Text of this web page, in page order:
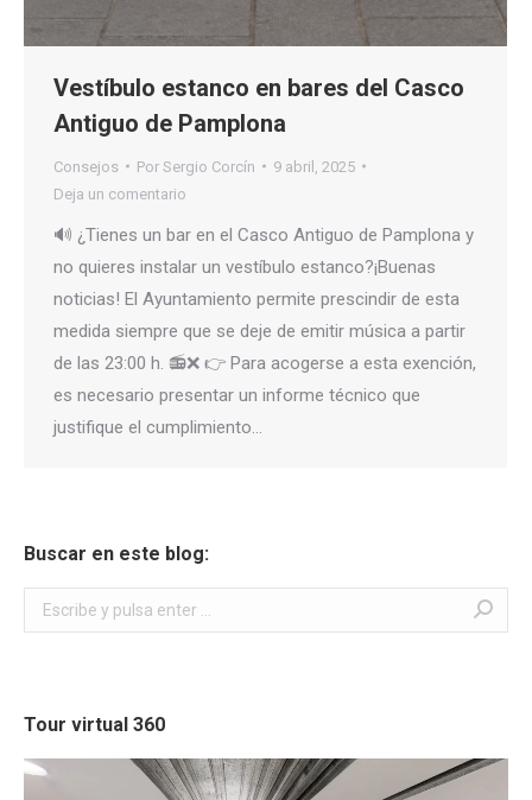
Vestíbulo estanco en bares del Casco
Antiguo de Pamplona
Consejos Por Sergio Corcín
9 abril, 2025
Deja un comentario
🔊 ¿Tienes un bar en el Casco Antiguo de Pamplona y
no quieres instalar un vestíbulo estanco?¡Buenas
noticias! El Ayuntamiento permite prescindir de esta
medida siempre que se deje de emitir música a partir
de las 23:00 h. 📻❌ 👉 Para acogerse a esta exención,
es necesario presentar un informe técnico que
justifique el cumplimiento…
Buscar en este blog:
Buscar:
Tour virtual 360
Reproductor